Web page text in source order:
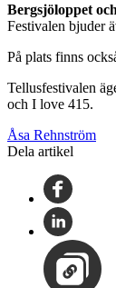
Bergsjöloppet
Festivalen bjuder
På plats finns
Tellusfestivalen
och I love 415.
Åsa Rehnström
Dela artikel